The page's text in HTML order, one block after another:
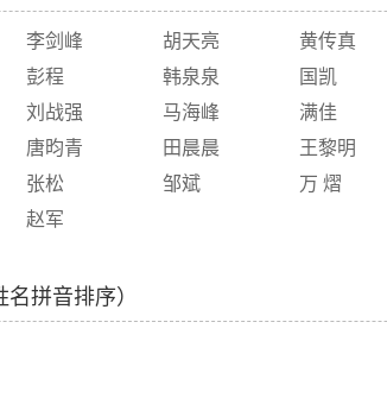
李剑峰 胡天亮
黄传真
彭程 韩泉泉
国凯
刘战强 马海峰
满佳
唐昀青 田晨晨
王黎明
张松 邹斌
万 熠
赵军
名拼音排序）